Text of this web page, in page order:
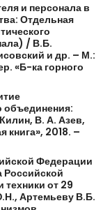
и персонала в
Отдельная
/ В.Б.
и др. – М.:
«Б-ка горного
объединения:
Килин, В. А. Азев,
книга», 2018. –
Федерации
Российской
техники от 29
Артемьеву В.Б.